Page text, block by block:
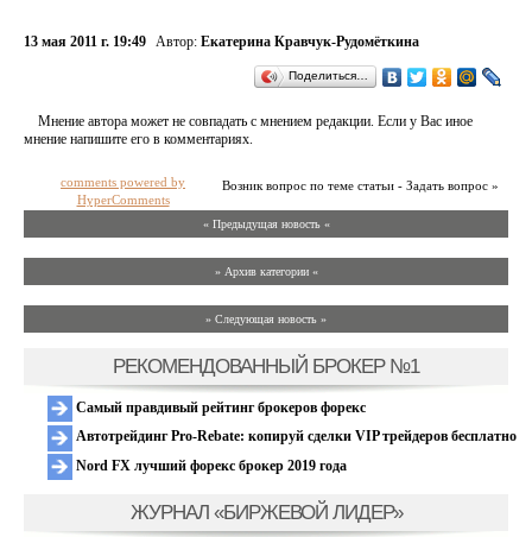
13 мая 2011 г. 19:49 Автор: Екатерина Кравчук-Рудомёткина
Поделиться…
Мнение автора может не совпадать с мнением редакции. Если у Вас иное
мнение напишите его в комментариях.
Возник вопрос по теме статьи - Задать вопрос »
comments powered by
HyperComments
« Предыдущая новость «
» Архив категории «
» Следующая новость »
РЕКОМЕНДОВАННЫЙ БРОКЕР №1
Самый правдивый рейтинг брокеров форекс
Автотрейдинг Pro-Rebate: копируй сделки VIP трейдеров бесплатно
Nord FX лучший форекс брокер 2019 года
ЖУРНАЛ «БИРЖЕВОЙ ЛИДЕР»